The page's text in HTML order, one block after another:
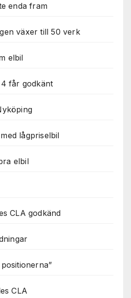
enda fram
växer till 50 verk
elbil
får godkänt
lågpriselbil
elbil
CLA godkänd
CLA